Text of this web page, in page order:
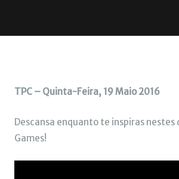
TPC – Quinta-Feira, 19 Maio 2016
Descansa enquanto te inspiras
Games!